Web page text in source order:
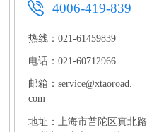
4006-419-839
热线：021-61459839
电话：021-60712966
邮箱：service@xtaoroad.
com
地址：上海市普陀区真北路